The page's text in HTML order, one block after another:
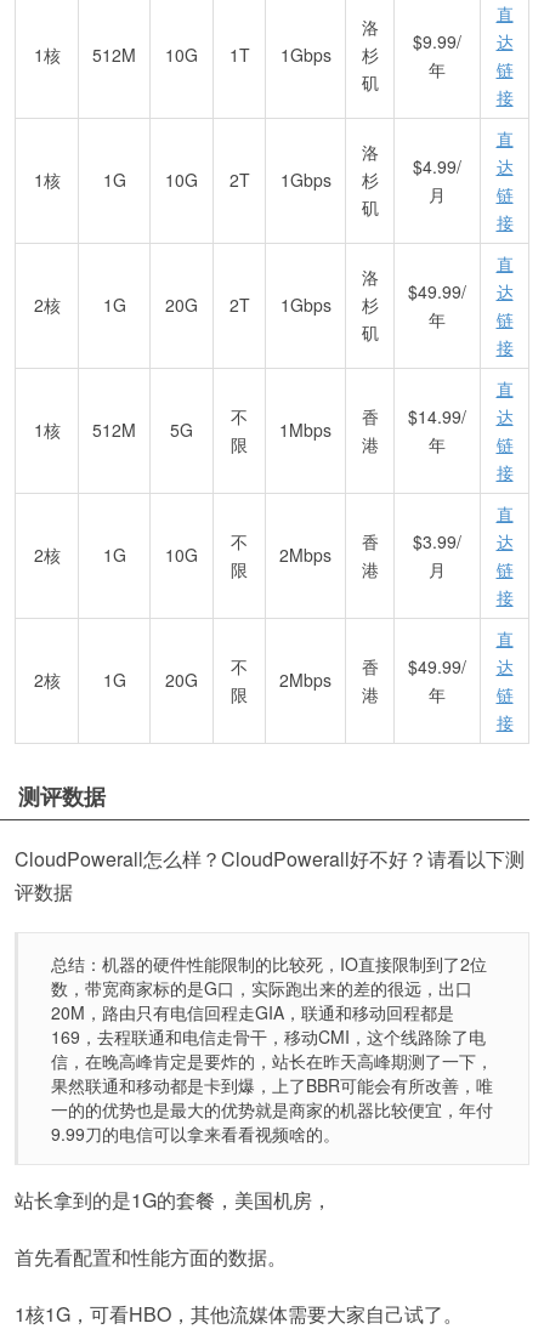
1核 512M 10G 1T 1Gbps
洛
杉
矶
$9.99/
年
直
达
链
接
1核 1G 10G 2T 1Gbps
洛
杉
矶
$4.99/
月
直
达
链
接
2核 1G 20G 2T 1Gbps
洛
杉
矶
$49.99/
年
直
达
链
接
1核 512M 5G
不
限
1Mbps
香
港
$14.99/
年
直
达
链
接
2核 1G 10G
不
限
2Mbps
香
港
$3.99/
月
直
达
链
接
2核 1G 20G
不
限
2Mbps
香
港
$49.99/
年
直
达
链
接
测评数据
CloudPowerall怎么样？CloudPowerall好不好？请看以下测
评数据
总结：机器的硬件性能限制的比较死，IO直接限制到了2位
数，带宽商家标的是G口，实际跑出来的差的很远，出口
20M，路由只有电信回程走GIA，联通和移动回程都是
169，去程联通和电信走骨干，移动CMI，这个线路除了电
信，在晚高峰肯定是要炸的，站长在昨天高峰期测了一下，
果然联通和移动都是卡到爆，上了BBR可能会有所改善，唯
一的的优势也是最大的优势就是商家的机器比较便宜，年付
9.99刀的电信可以拿来看看视频啥的。
站长拿到的是1G的套餐，美国机房，
首先看配置和性能方面的数据。
1核1G，可看HBO，其他流媒体需要大家自己试了。